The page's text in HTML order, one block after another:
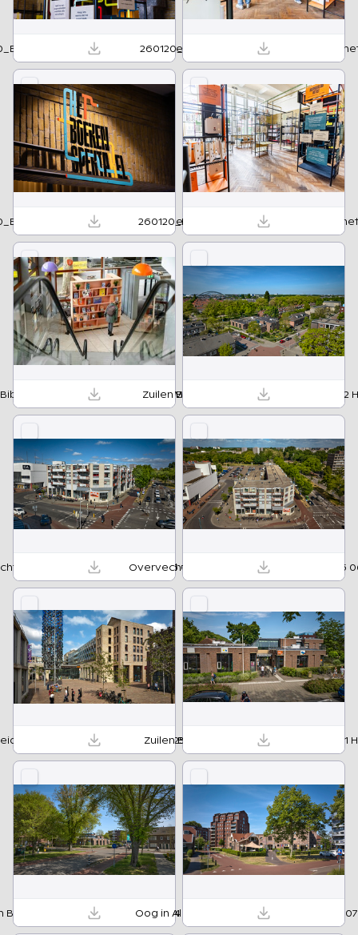
26.jpg
10.jpg
Hoograven_Maarten Mooijman (5).jpg
Zuilen Bibliotheek Utrecht 28 04 2025 02
Bibliotheek Utrecht 20 05 2025 02 HR.jpgOvervecht Bibliotheek Utrecht 20 05 2025
Bibliotheek Utrecht 30 05 2025 02 HR.jpgZuilen Bibliotheek Utrecht 14 06 2025 01
Bibliotheek Utrecht 28 04 2025 04 HR.jpgOog in Al Bibliotheek Utrecht 20 05 2025 07